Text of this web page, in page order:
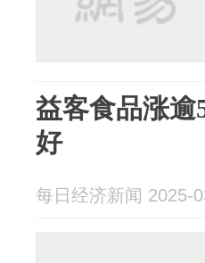
益客食品涨
好
每日经济新闻 2025-